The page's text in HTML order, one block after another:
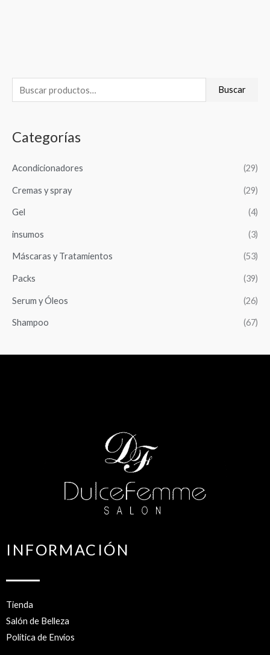
u
c
r
p
o
Buscar
Categorías
Acondicionadores (29)
Cremas y spray (29)
Gel (4)
insumos (3)
Máscaras y Tratamientos (53)
Packs (39)
Serum y Óleos (26)
Shampoo (67)
INFORMACIÓN
Tienda
Salón de Belleza
Política de Envíos